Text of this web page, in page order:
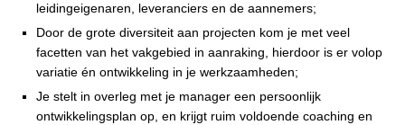
leidingeigenaren, leveranciers en de aannemers;
Door de grote diversiteit aan projecten kom je met veel
facetten van het vakgebied in aanraking, hierdoor is er volop
variatie én ontwikkeling in je werkzaamheden;
Je stelt in overleg met je manager een persoonlijk
ontwikkelingsplan op, en krijgt ruim voldoende coaching en